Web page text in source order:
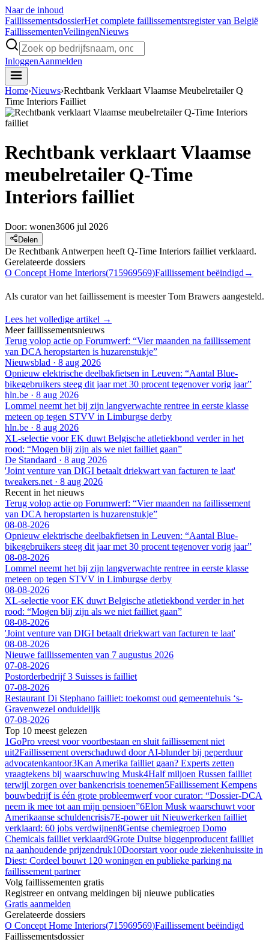
Naar de inhoud
FaillissementsdossierHet complete faillissementsregister van België
FaillissementenVeilingenNieuws
InloggenAanmelden
Home›Nieuws›Rechtbank Verklaart Vlaamse Meubelretailer Q
Time Interiors Failliet
Rechtbank verklaart Vlaamse
meubelretailer Q-Time
Interiors failliet
Door: wonen3606 jul 2026
Delen
De Rechtbank Antwerpen heeft Q-Time Interiors failliet verklaard.
Gerelateerde dossiers
O Concept Home Interiors(715969569)Faillissement beëindigd →
Als curator van het faillissement is meester Tom Brawers aangesteld.
Lees het volledige artikel →
Meer faillissementsnieuws
Terug volop actie op Forumwerf: “Vier maanden na faillissement
van DCA heropstarten is huzarenstukje”
Nieuwsblad · 8 aug 2026
Opnieuw elektrische deelbakfietsen in Leuven: “Aantal Blue-
bikegebruikers steeg dit jaar met 30 procent tegenover vorig jaar”
hln.be · 8 aug 2026
Lommel neemt het bij zijn langverwachte rentree in eerste klasse
meteen op tegen STVV in Limburgse derby
hln.be · 8 aug 2026
XL-selectie voor EK duwt Belgische atletiekbond verder in het
rood: “Mogen blij zijn als we niet failliet gaan”
De Standaard · 8 aug 2026
'Joint venture van DIGI betaalt driekwart van facturen te laat'
tweakers.net · 8 aug 2026
Recent in het nieuws
Terug volop actie op Forumwerf: “Vier maanden na faillissement
van DCA heropstarten is huzarenstukje”
08-08-2026
Opnieuw elektrische deelbakfietsen in Leuven: “Aantal Blue-
bikegebruikers steeg dit jaar met 30 procent tegenover vorig jaar”
08-08-2026
Lommel neemt het bij zijn langverwachte rentree in eerste klasse
meteen op tegen STVV in Limburgse derby
08-08-2026
XL-selectie voor EK duwt Belgische atletiekbond verder in het
rood: “Mogen blij zijn als we niet failliet gaan”
08-08-2026
'Joint venture van DIGI betaalt driekwart van facturen te laat'
08-08-2026
Nieuwe faillissementen van 7 augustus 2026
07-08-2026
Postorderbedrijf 3 Suisses is failliet
07-08-2026
Restaurant Di Stephano failliet: toekomst oud gemeentehuis ‘s-
Gravenwezel onduidelijk
07-08-2026
Top 10 meest gelezen
1GoPro vreest voor voortbestaan en sluit faillissement niet
uit2Faillissement overschaduwd door AI-blunder bij peperduur
advocatenkantoor3Kan Amerika failliet gaan? Experts zetten
vraagtekens bij waarschuwing Musk4Half miljoen Russen failliet
terwijl zorgen over bankencrisis toenemen5Faillissement Kempens
bouwbedrijf is één grote probleemwerf voor curator: “Dossier-DCA
neem ik mee tot aan mijn pensioen”6Elon Musk waarschuwt voor
Amerikaanse schuldencrisis7E-power uit Nieuwerkerken failliet
verklaard: 60 jobs verdwijnen8Gentse chemiegroep Domo
Chemicals failliet verklaard9Grote Duitse biggenproducent failliet
na aanhoudende prijzendruk10Doorstart voor oude ziekenhuissite in
Diest: Cordeel bouwt 120 woningen en publieke parking na
faillissement partner
Volg faillissementen gratis
Registreer en ontvang meldingen bij nieuwe publicaties
Gratis aanmelden
Gerelateerde dossiers
O Concept Home Interiors(715969569)Faillissement beëindigd
Faillissementsdossier